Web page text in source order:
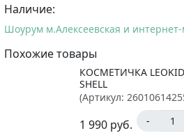
Наличие:
Шоурум м.Алексеевская и интернет-
Похожие товары
КОСМЕТИЧКА LEOKID
SHELL
(Артикул:
1 990 руб. -